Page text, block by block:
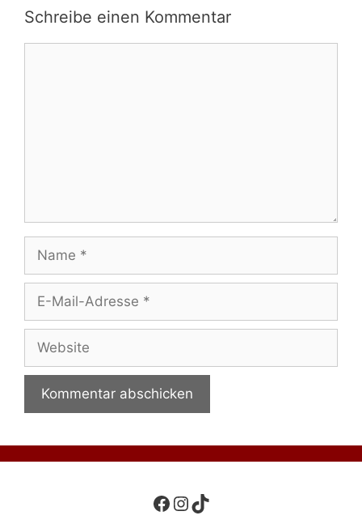
Schreibe einen Kommentar
Mail-
Adresse
Facebook
Instagram
TikTok